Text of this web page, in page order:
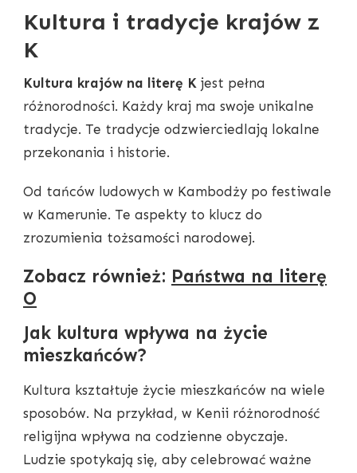
Kultura i tradycje krajów z
K
Kultura krajów na literę K jest pełna
różnorodności. Każdy kraj ma swoje unikalne
tradycje. Te tradycje odzwierciedlają lokalne
przekonania i historie.
Od tańców ludowych w Kambodży po festiwale
w Kamerunie. Te aspekty to klucz do
zrozumienia tożsamości narodowej.
Zobacz również: Państwa na literę
O
Jak kultura wpływa na życie
mieszkańców?
Kultura kształtuje życie mieszkańców na wiele
sposobów. Na przykład, w Kenii różnorodność
religijna wpływa na codzienne obyczaje.
Ludzie spotykają się, aby celebrować ważne